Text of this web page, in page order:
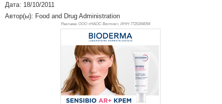
Дата: 18/10/2011
Автор(ы): Food and Drug Administration
Реклама. ООО «НАОС Восток», ИНН 7720394094